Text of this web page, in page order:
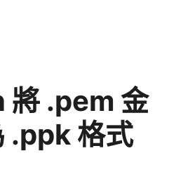
將 .pem 金
.ppk 格式